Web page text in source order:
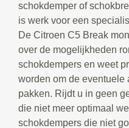
schokdemper of
is werk voor een
De Citroen C5 Break
over de mogelijkheden
schokdempers en weet
worden om de eventuele
pakken. Rijdt u in geen
die niet meer optimaal
schokdempers die niet